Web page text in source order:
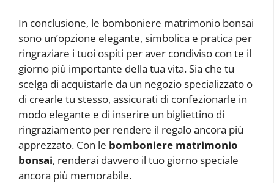
In conclusione, le bomboniere matrimonio bonsai
sono un’opzione elegante, simbolica e pratica per
ringraziare i tuoi ospiti per aver condiviso con te il
giorno più importante della tua vita. Sia che tu
scelga di acquistarle da un negozio specializzato o
di crearle tu stesso, assicurati di confezionarle in
modo elegante e di inserire un bigliettino di
ringraziamento per rendere il regalo ancora più
apprezzato. Con le bomboniere matrimonio
bonsai, renderai davvero il tuo giorno speciale
ancora più memorabile.